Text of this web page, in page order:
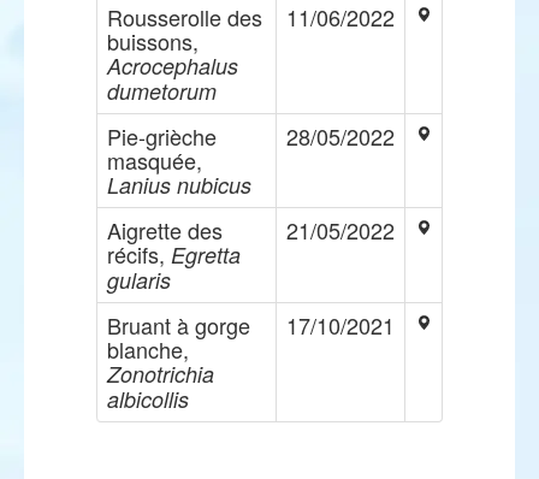
Rousserolle des
buissons,
Acrocephalus
dumetorum
11/06/2022
Pie-grièche
masquée,
Lanius nubicus
28/05/2022
Aigrette des
récifs, Egretta
gularis
21/05/2022
Bruant à gorge
blanche,
Zonotrichia
albicollis
17/10/2021